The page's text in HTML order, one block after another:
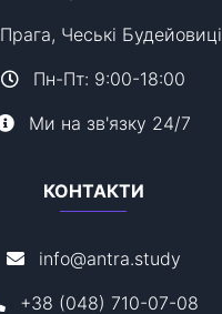
Прага, Чеські Будейовиці
Пн-Пт: 9:00-18:00
Ми на зв'язку 24/7
КОНТАКТИ
info@antra.study
+38 (048) 710-07-08